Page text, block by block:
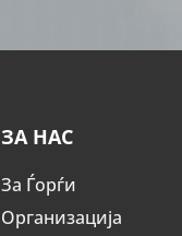
ЗА НАС
За Ѓорѓи
Организација